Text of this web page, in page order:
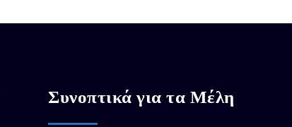
Συνοπτικά για τα Μέλη